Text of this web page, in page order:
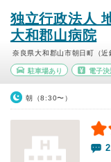
独立行政法人
大和郡山病院
奈良県大和郡山市朝日町（近
駐車場あり 電子決
朝（8:30〜）